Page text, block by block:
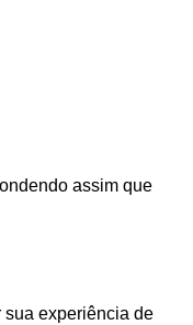
assim que
sua experiência de